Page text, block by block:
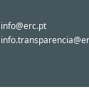
info@erc.pt